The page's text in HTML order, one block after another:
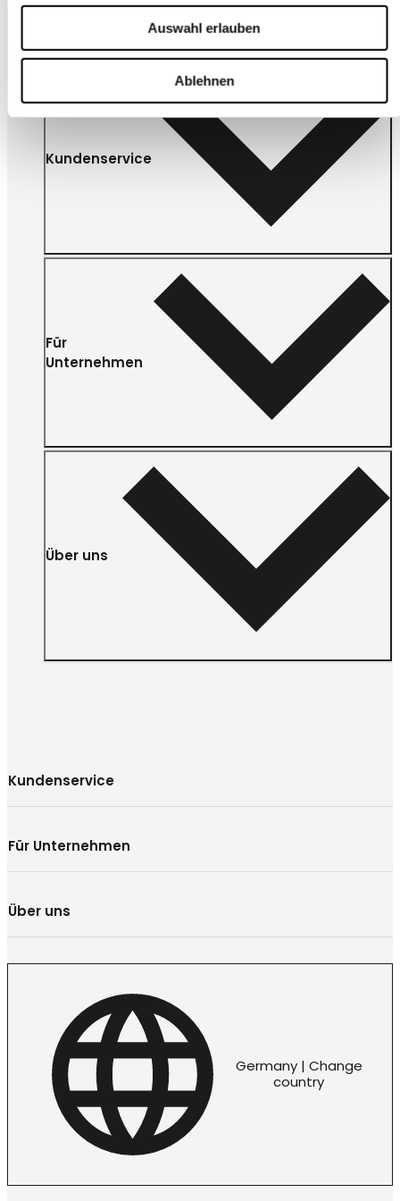
Auswahl erlauben
Ablehnen
Kundenservice
Für
Unternehmen
Über uns
Kundenservice
Für Unternehmen
Über uns
Germany | Change
country